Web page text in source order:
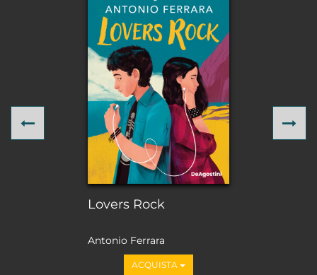
Lovers Rock
Antonio Ferrara
ACQUISTA
Previous